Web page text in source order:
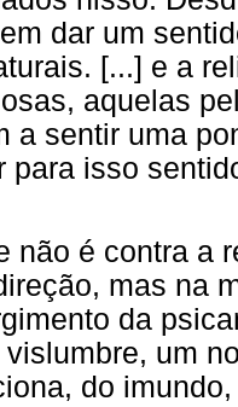
dar um
[...] e a
aquelas
a sentir uma
para isso
não é contra a
mas na
da
um
do